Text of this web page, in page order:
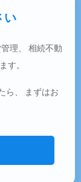
い
理、 相続不動
す。
ら、 まずはお